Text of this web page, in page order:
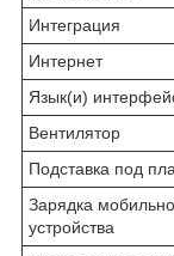
Интеграция
Интернет
Язык(и)
Вентилятор
Подставка под
Зарядка
устройства